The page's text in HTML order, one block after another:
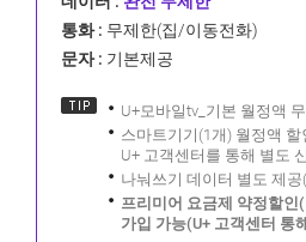
통화 : 무제한(집/이동전화)
문자 : 기본제공
U+모바일tv_기본 월정액
스마트기기(1개) 월정액 할
U+ 고객센터를 통해 별도
나눠쓰기 데이터 별도 제공
프리미어 요금제 약정할인
가입 가능(U+ 고객센터 통